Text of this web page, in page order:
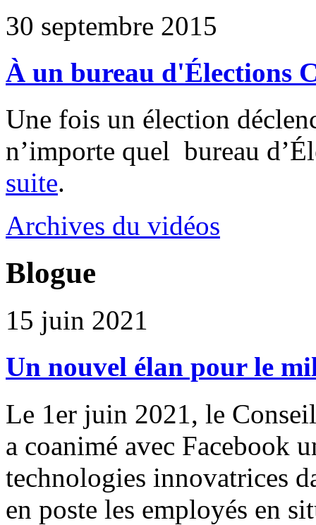
30 septembre 2015
À un bureau d'Élections
Une fois un élection
n’importe quel bureau
suite.
Archives du vidéos
Blogue
15 juin 2021
Un nouvel élan pour le
Le 1er juin 2021, le
a coanimé avec Facebook
technologies innovatrices
en poste les employés en